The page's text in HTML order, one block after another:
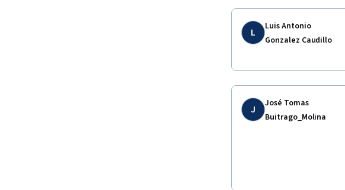
L
Luis Antonio
Gonzalez Caudillo
J
José Tomas
Buitrago_Molina